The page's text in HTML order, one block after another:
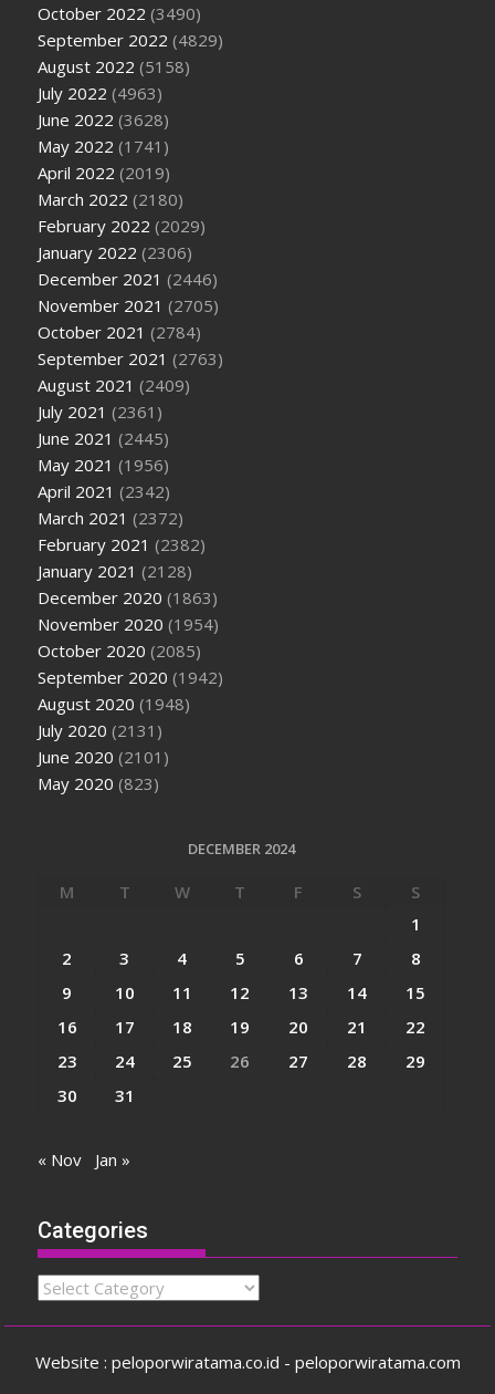
October 2022 (3490)
September 2022 (4829)
August 2022 (5158)
July 2022 (4963)
June 2022 (3628)
May 2022 (1741)
April 2022 (2019)
March 2022 (2180)
February 2022 (2029)
January 2022 (2306)
December 2021 (2446)
November 2021 (2705)
October 2021 (2784)
September 2021 (2763)
August 2021 (2409)
July 2021 (2361)
June 2021 (2445)
May 2021 (1956)
April 2021 (2342)
March 2021 (2372)
February 2021 (2382)
January 2021 (2128)
December 2020 (1863)
November 2020 (1954)
October 2020 (2085)
September 2020 (1942)
August 2020 (1948)
July 2020 (2131)
June 2020 (2101)
May 2020 (823)
DECEMBER 2024
M T W T F S
S
1
2
3 4 5 6 7
8
9
10 11 12 13 14
15
16
17 18 19 20 21
22
23
24 25 26 27 28
29
30
31
« Nov Jan »
Categories
Categories
Website : peloporwiratama.co.id - peloporwiratama.com